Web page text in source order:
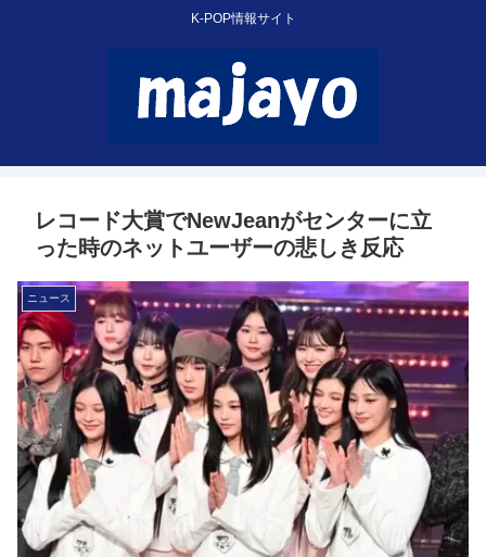
K-POP情報サイト
レコード大賞でNewJeanがセンターに立
った時のネットユーザーの悲しき反応
ニュース